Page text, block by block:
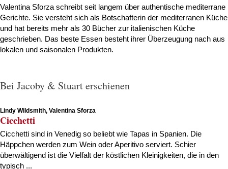
Valentina Sforza schreibt seit langem über authentische mediterrane
Gerichte. Sie versteht sich als Botschafterin der mediterranen Küche
und hat bereits mehr als 30 Bücher zur italienischen Küche
geschrieben. Das beste Essen besteht ihrer Überzeugung nach aus
lokalen und saisonalen Produkten.
Bei Jacoby & Stuart erschienen
Lindy Wildsmith, Valentina Sforza
Cicchetti
Cicchetti sind in Venedig so beliebt wie Tapas in Spanien. Die
Häppchen werden zum Wein oder Aperitivo serviert. Schier
überwältigend ist die Vielfalt der köstlichen Kleinigkeiten, die in den
typisch ...